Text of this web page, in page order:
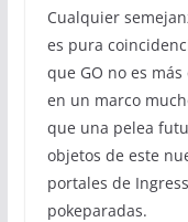
Cualquier
es pura
que GO no es
en un marco
que una pelea
objetos de este
portales de
pokeparadas.